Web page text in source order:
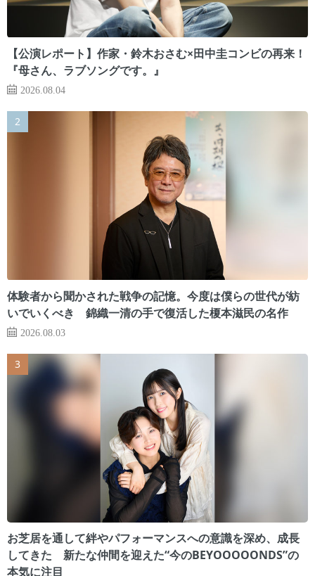
【公演レポート】作家・鈴木おさむ×田中圭コンビの再来！
『母さん、ラブソングです。』
2026.08.04
体験者から聞かされた戦争の記憶。今度は僕らの世代が紡
いでいくべき 錦織一清の手で復活した榎本滋民の名作
2026.08.03
お芝居を通して絆やパフォーマンスへの意識を深め、成長
してきた 新たな仲間を迎えた“今のBEYOOOOONDS”の
本気に注目